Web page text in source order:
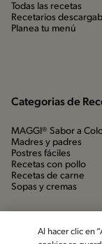
Todas las recetas
Recetarios
Planea tu menú
Categorias de
MAGGI® Sabor a
Madres y padres
Postres fáciles
Recetas con pollo
Recetas de carne
Sopas y cremas
Al hacer clic en